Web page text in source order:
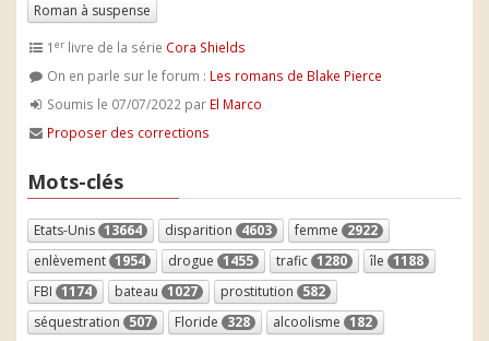
Roman à suspense
1er livre de la série Cora Shields
On en parle sur le forum : Les romans de Blake Pierce
Soumis le 07/07/2022 par El Marco
Proposer des corrections
Mots-clés
Etats-Unis 13664 disparition 4603 femme 2922
enlèvement 1954 drogue 1455 trafic 1280 île 1188
FBI 1174 bateau 1027 prostitution 582
séquestration 507 Floride 328 alcoolisme 182